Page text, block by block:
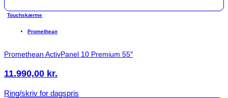
Touchskærme
Promethean
Promethean ActivPanel 10 Premium 55″
11.990,00 kr.
Ring/skriv for dagspris